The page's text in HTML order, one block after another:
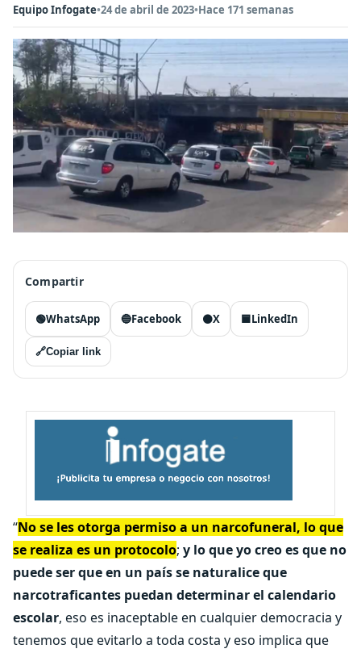
Equipo Infogate•24 de abril de 2023•Hace 171 semanas
Compartir
🟢WhatsApp 🔵Facebook ⚫X 🟦LinkedIn
🔗Copiar link
“No se les otorga permiso a un narcofuneral, lo que
se realiza es un protocolo; y lo que yo creo es que no
puede ser que en un país se naturalice que
narcotraficantes puedan determinar el calendario
escolar, eso es inaceptable en cualquier democracia y
tenemos que evitarlo a toda costa y eso implica que